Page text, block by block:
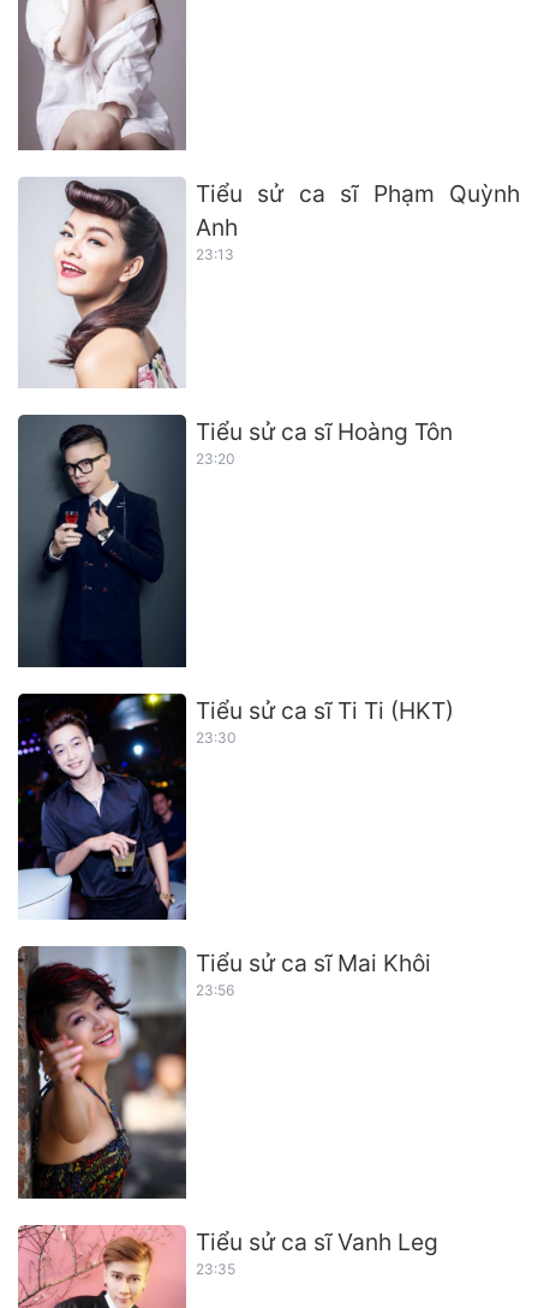
Tiểu sử ca sĩ Phạm Quỳnh
Anh
23:13
Tiểu sử ca sĩ Hoàng Tôn
23:20
Tiểu sử ca sĩ Ti Ti (HKT)
23:30
Tiểu sử ca sĩ Mai Khôi
23:56
Tiểu sử ca sĩ Vanh Leg
23:35